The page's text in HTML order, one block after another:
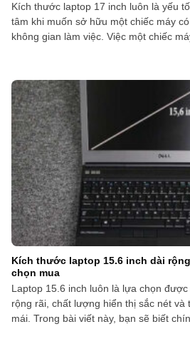
Kích thước laptop 17 inch luôn là yếu
tâm khi muốn sở hữu một chiếc máy
không gian làm việc. Việc một chiếc
Kích thước laptop 15.6 inch dài
chọn mua
Laptop 15.6 inch luôn là lựa chọn
rộng rãi, chất lượng hiển thị sắc nét và
mái. Trong bài viết này, bạn sẽ biết